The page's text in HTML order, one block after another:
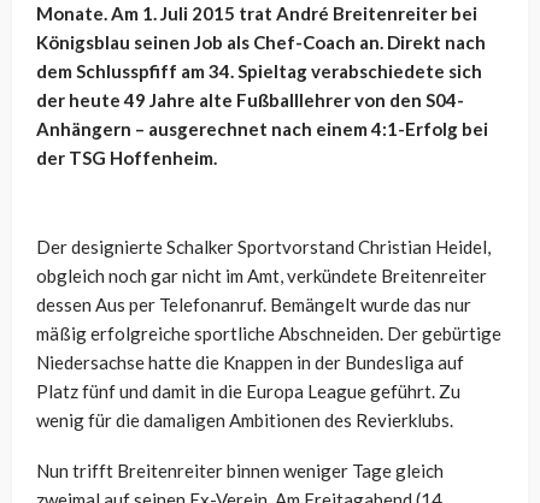
Monate. Am 1. Juli 2015 trat André Breitenreiter bei
Königsblau seinen Job als Chef-Coach an. Direkt nach
dem Schlusspfiff am 34. Spieltag verabschiedete sich
der heute 49 Jahre alte Fußballlehrer von den S04-
Anhängern – ausgerechnet nach einem 4:1-Erfolg bei
der TSG Hoffenheim.
Der designierte Schalker Sportvorstand Christian Heidel,
obgleich noch gar nicht im Amt, verkündete Breitenreiter
dessen Aus per Telefonanruf. Bemängelt wurde das nur
mäßig erfolgreiche sportliche Abschneiden. Der gebürtige
Niedersachse hatte die Knappen in der Bundesliga auf
Platz fünf und damit in die Europa League geführt. Zu
wenig für die damaligen Ambitionen des Revierklubs.
Nun trifft Breitenreiter binnen weniger Tage gleich